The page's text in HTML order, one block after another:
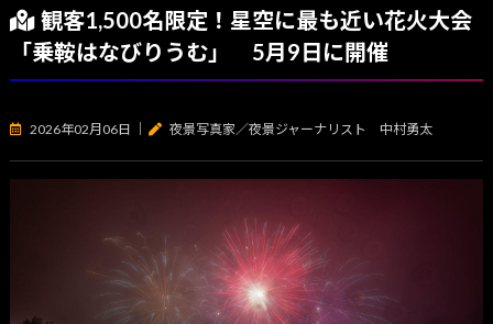
観客1,500名限定！星空に最も近い花火大会
「乗鞍はなびりうむ」 5月9日に開催
2026年02月06日 夜景写真家／夜景ジャーナリスト 中村勇太